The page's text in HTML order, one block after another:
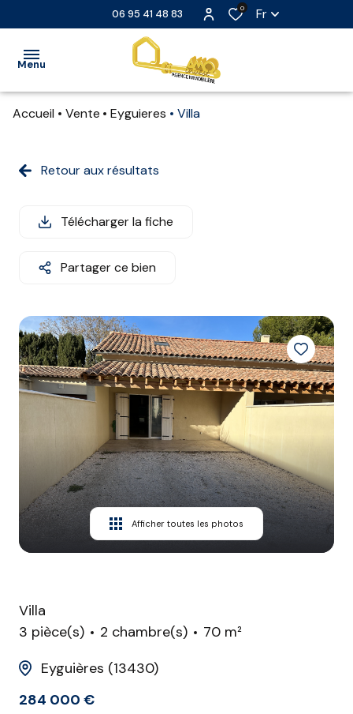
06 95 41 48 83 0 Fr
Menu
VENTE
LOCATION
NOS
PARTENAIRES
CONTACT
Accueil Vente Eyguieres Villa
Retour aux résultats
Télécharger la fiche
Partager ce bien
Afficher toutes les photos
Villa
3 pièce(s)
2 chambre(s)
70 m²
Eyguières (13430)
284 000 €